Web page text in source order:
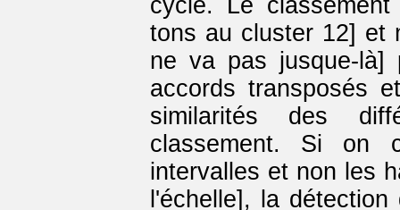
tons au cluster 12] et
ne va pas jusque-là]
accords transposés
similarités des
classement. Si on
intervalles et non les
l'échelle], la